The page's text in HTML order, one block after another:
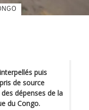
puis
de source
dépenses de la
du Congo.